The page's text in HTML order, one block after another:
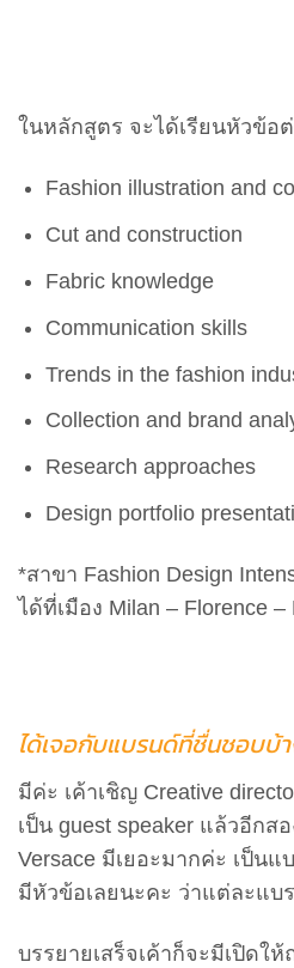
ในหลักสูตร จะได้เรียนหัวข้อ
Fashion illustration and
Cut and construction
Fabric knowledge
Communication skills
Trends in the fashion
Collection and brand
Research approaches
Design portfolio
*สาขา Fashion Design
ได้ที่เมือง Milan – Florence –
ได้เจอกับแบรนด์ที่ชื่นชอบบ้
มีค่ะ เค้าเชิญ Creative
เป็น guest speaker แล้วอีกส
Versace มีเยอะมากค่ะ เป็น
มีหัวข้อเลยนะคะ ว่าแต่ละแบ
บรรยายเสร็จเค้าก็จะมีเปิดใ